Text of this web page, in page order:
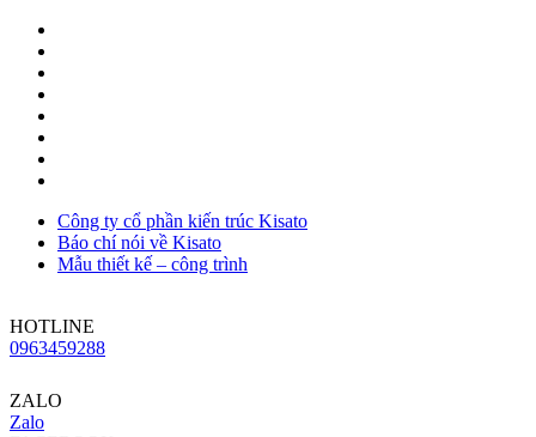
Công ty cổ phần kiến trúc Kisato
Báo chí nói về Kisato
Mẫu thiết kế – công trình
HOTLINE
0963459288
ZALO
Zalo